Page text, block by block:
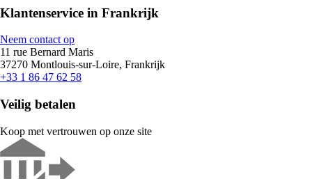
Klantenservice in Frankrijk
Neem contact op
11 rue Bernard Maris
37270 Montlouis-sur-Loire, Frankrijk
+33 1 86 47 62 58
Veilig betalen
Koop met vertrouwen op onze site